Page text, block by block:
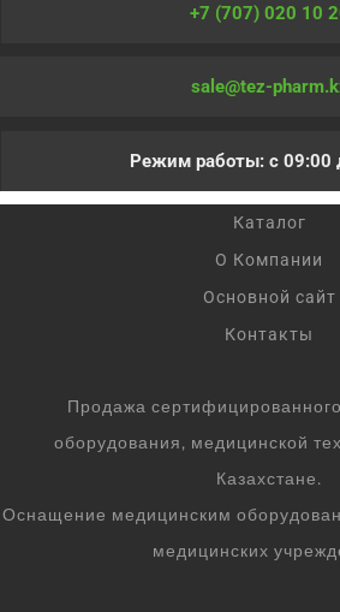
+7 (707) 020 10
sale@tez-
Режим работы: с 09:00
Каталог
О Компании
Основной сайт
Контакты
Продажа
оборудования, медицинской
Казахстане.
Оснащение медицинским
медицинских